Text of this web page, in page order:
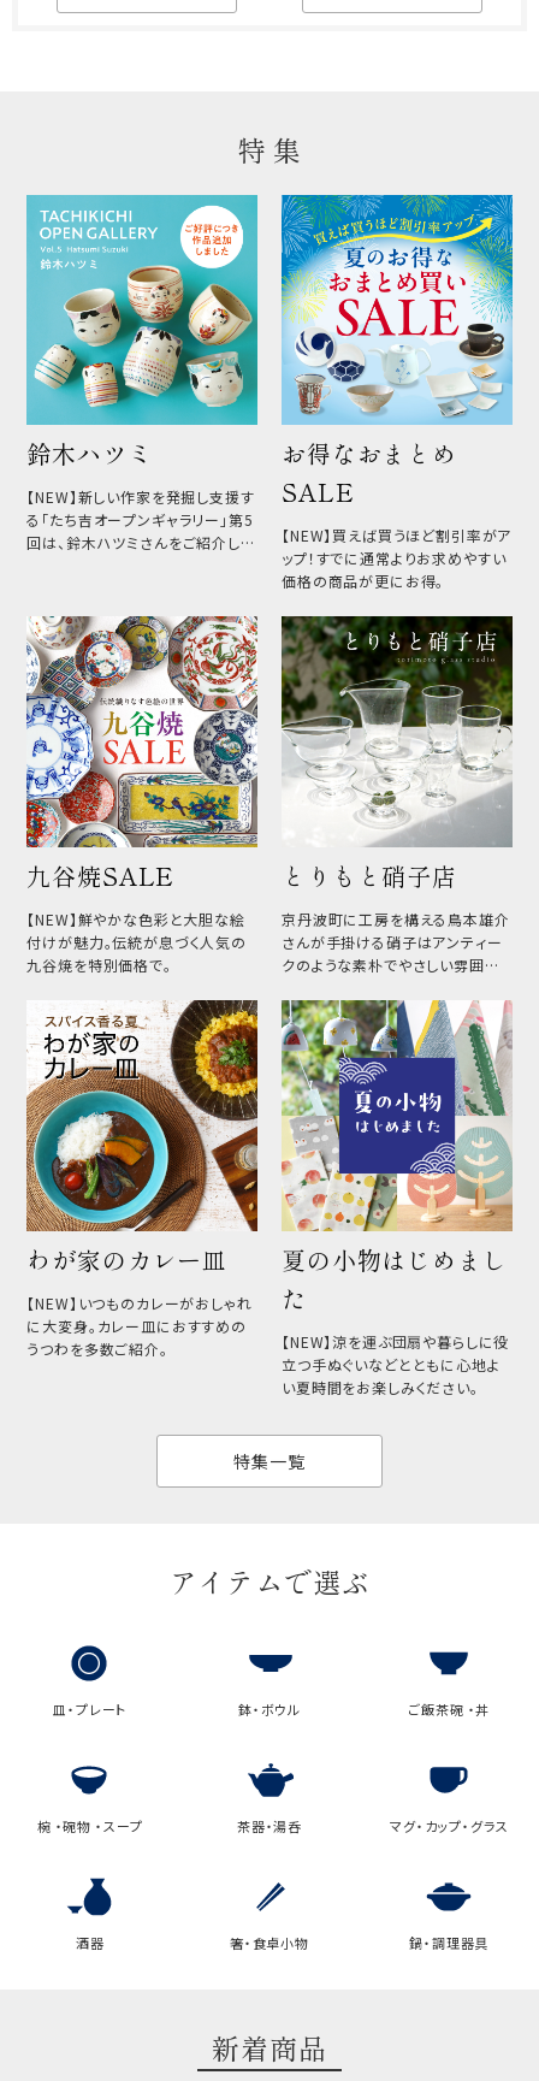
特 集
鈴木ハツミ
【NEW】新しい作家を発掘し支援す
る「たち吉オープンギャラリー」第5
回は、鈴木ハツミさんをご紹介しま
お得なおまとめ
SALE
【NEW】買えば買うほど割引率がア
ップ！すでに通常よりお求めやすい
価格の商品が更にお得。
九谷焼SALE
【NEW】鮮やかな色彩と大胆な絵
付けが魅力。伝統が息づく人気の
九谷焼を特別価格で。
とりもと硝子店
京丹波町に工房を構える鳥本雄介
さんが手掛ける硝子はアンティー
クのような素朴でやさしい雰囲気
わが家のカレー皿
【NEW】いつものカレーがおしゃれ
に大変身。カレー皿におすすめの
うつわを多数ご紹介。
夏の小物はじめまし
た
【NEW】涼を運ぶ団扇や暮らしに役
立つ手ぬぐいなどとともに心地よ
い夏時間をお楽しみください。
特集一覧
アイテムで選ぶ
皿・プレート 鉢・ボウル ご飯茶碗 ・丼
椀 ・碗物 ・スープ 茶器・湯呑 マグ・カップ・グラス
酒器 箸・食卓小物 鍋・調理器具
新着商品